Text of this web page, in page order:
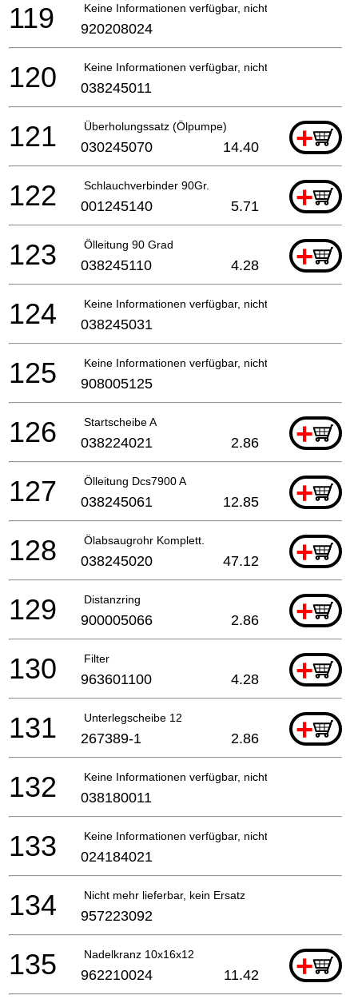
Keine Informationen verfügbar, nicht bestellbar
119 920208024
Keine Informationen verfügbar, nicht bestellbar
120 038245011
Überholungssatz (Ölpumpe) +
121 030245070 14.40
Schlauchverbinder 90Gr. +
122 001245140 5.71
Ölleitung 90 Grad +
123 038245110 4.28
Keine Informationen verfügbar, nicht bestellbar
124 038245031
Keine Informationen verfügbar, nicht bestellbar
125 908005125
Startscheibe A +
126 038224021 2.86
Ölleitung Dcs7900 A +
127 038245061 12.85
Ölabsaugrohr Komplett. +
128 038245020 47.12
Distanzring +
129 900005066 2.86
Filter +
130 963601100 4.28
Unterlegscheibe 12 +
131 267389-1 2.86
Keine Informationen verfügbar, nicht bestellbar
132 038180011
Keine Informationen verfügbar, nicht bestellbar
133 024184021
Nicht mehr lieferbar, kein Ersatz
134 957223092
Nadelkranz 10x16x12 +
135 962210024 11.42